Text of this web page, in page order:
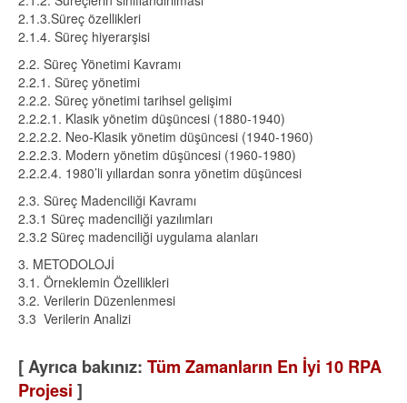
2.1.3.Süreç özellikleri
2.1.4. Süreç hiyerarşisi
2.2. Süreç Yönetimi Kavramı
2.2.1. Süreç yönetimi
2.2.2. Süreç yönetimi tarihsel gelişimi
2.2.2.1. Klasik yönetim düşüncesi (1880-1940)
2.2.2.2. Neo-Klasik yönetim düşüncesi (1940-1960)
2.2.2.3. Modern yönetim düşüncesi (1960-1980)
2.2.2.4. 1980’li yıllardan sonra yönetim düşüncesi
2.3. Süreç Madenciliği Kavramı
2.3.1 Süreç madenciliği yazılımları
2.3.2 Süreç madenciliği uygulama alanları
3. METODOLOJİ
3.1. Örneklemin Özellikleri
3.2. Verilerin Düzenlenmesi
3.3 Verilerin Analizi
[ Ayrıca bakınız: Tüm Zamanların En İyi 10 RPA
Projesi ]